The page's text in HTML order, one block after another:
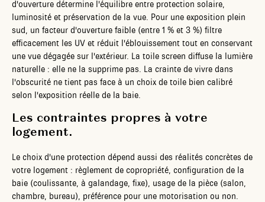
d'ouverture détermine l'équilibre entre protection solaire,
luminosité et préservation de la vue. Pour une exposition plein
sud, un facteur d'ouverture faible (entre 1 % et 3 %) filtre
efficacement les UV et réduit l'éblouissement tout en conservant
une vue dégagée sur l'extérieur. La toile screen diffuse la lumière
naturelle : elle ne la supprime pas. La crainte de vivre dans
l'obscurité ne tient pas face à un choix de toile bien calibré
selon l'exposition réelle de la baie.
Les contraintes propres à votre
logement.
Le choix d'une protection dépend aussi des réalités concrètes de
votre logement : règlement de copropriété, configuration de la
baie (coulissante, à galandage, fixe), usage de la pièce (salon,
chambre, bureau), préférence pour une motorisation ou non.